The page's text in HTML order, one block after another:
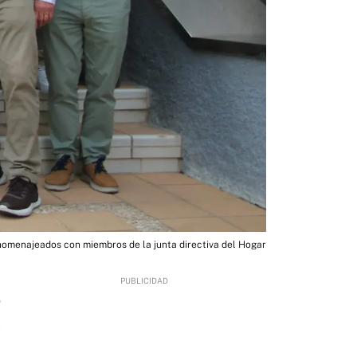
con miembros de la junta directiva del Hogar